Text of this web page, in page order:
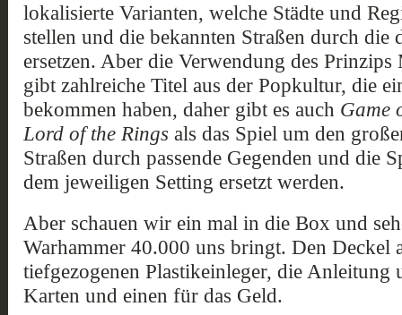
lokalisierte Varianten, welche Städte und
stellen und die bekannten Straßen durch die
ersetzen. Aber die Verwendung des
gibt zahlreiche Titel aus der Popkultur, die
bekommen haben, daher gibt es auch Game
Lord of the Rings als das Spiel um den
Straßen durch passende Gegenden und die
dem jeweiligen Setting ersetzt werden.
Aber schauen wir ein mal in die Box und
Warhammer 40.000 uns bringt. Den Deckel
tiefgezogenen Plastikeinleger, die Anleitung
Karten und einen für das Geld.